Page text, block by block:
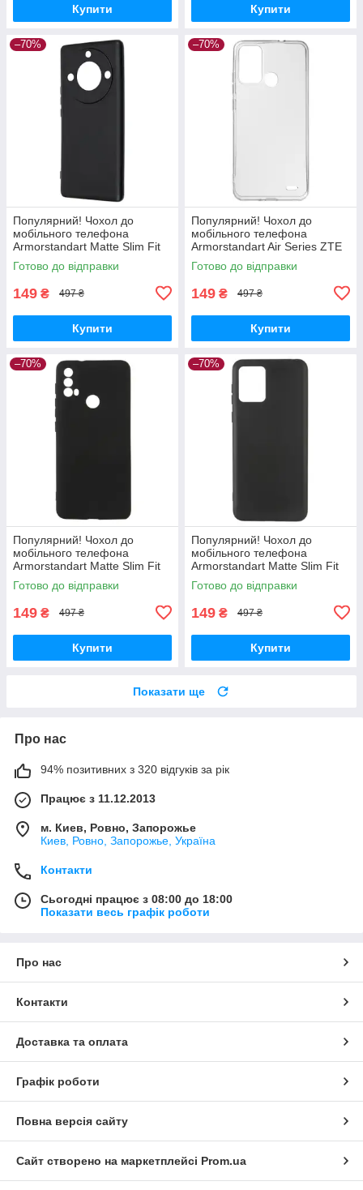
Купити Купити
–70%
Популярний! Чохол до
мобільного телефона
Armorstandart Matte Slim Fit
Honor Magic5 Lite Camera
cover Black (ARM69395) -
Готово до відправки
149 ₴ 497 ₴
Купити
–70%
Популярний! Чохол до
мобільного телефона
Armorstandart Air Series ZTE
Blade A52 Transparent
(ARM63123) - Краща якість
Готово до відправки
149 ₴ 497 ₴
Купити
–70%
Популярний! Чохол до
мобільного телефона
Armorstandart Matte Slim Fit
Motorola E40 Camera cover
Black (ARM63050) - Краща
Готово до відправки
149 ₴ 497 ₴
Купити
–70%
Популярний! Чохол до
мобільного телефона
Armorstandart Matte Slim Fit
Motorola E13 Black
(ARM66141) - Краща якість
Готово до відправки
149 ₴ 497 ₴
Купити
Показати ще
Про нас
94% позитивних з 320 відгуків за рік
Працює з 11.12.2013
м. Киев, Ровно, Запорожье
Киев, Ровно, Запорожье, Україна
Контакти
Сьогодні працює з 08:00 до 18:00
Показати весь графік роботи
Про нас
Контакти
Доставка та оплата
Графік роботи
Повна версія сайту
Сайт створено на маркетплейсі Prom.ua